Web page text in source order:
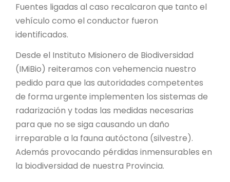
Fuentes ligadas al caso recalcaron que tanto el
vehículo como el conductor fueron
identificados.
Desde el Instituto Misionero de Biodiversidad
(IMiBio) reiteramos con vehemencia nuestro
pedido para que las autoridades competentes
de forma urgente implementen los sistemas de
radarización y todas las medidas necesarias
para que no se siga causando un daño
irreparable a la fauna autóctona (silvestre).
Además provocando pérdidas inmensurables en
la biodiversidad de nuestra Provincia.